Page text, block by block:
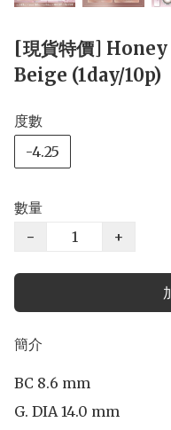
[現貨特價]
Beige (1day/10p)
度數
-4.25
數量
−
+
簡介
BC 8.6 mm
G. DIA 14.0 mm